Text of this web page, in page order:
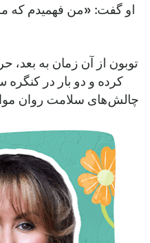
او گفت: «من فهمیدم که
توبون از آن زمان به بعد،
کرده و دو بار در کنگره
چالش‌های سلامت روان